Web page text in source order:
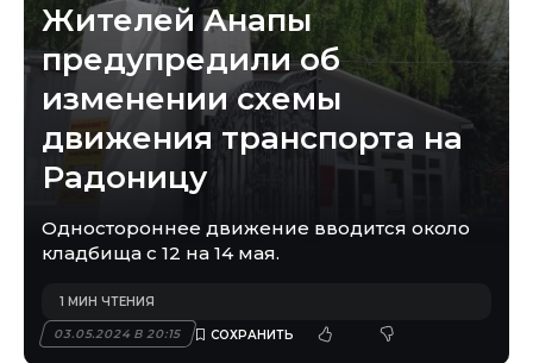
Жителей Анапы
предупредили об
изменении схемы
движения транспорта на
Радоницу
Одностороннее движение вводится около
кладбища с 12 на 14 мая.
03.05.2024 В 20:15
1 МИН ЧТЕНИЯ